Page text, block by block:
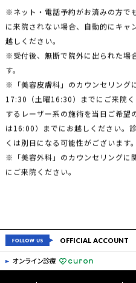
※ネット・電話予約がお済みの方で
に来院されない場合、自動的にキャ
越しください。
※受付後、無断で院外に出られた場
す。
※「美容皮膚科」のカウンセリング
17:30（土曜16:30）までにご来院
するレーザー系の施術を当日ご希
は16:00）までにお越しください。
くは別日になる可能性がございます。
※「美容外科」のカウンセリングに
にご来院ください。
OFFICIAL ACCOUNT